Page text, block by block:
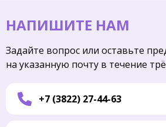
НАПИШИТЕ НАМ
Задайте вопрос или оставьте
на указанную почту в течение
+7 (3822) 27-44-63